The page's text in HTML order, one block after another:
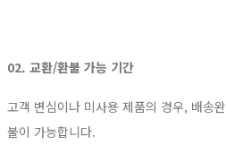
02. 교환/환불 가능 기간
고객 변심이나 미사용 제품의 경우, 배송
불이 가능합니다.